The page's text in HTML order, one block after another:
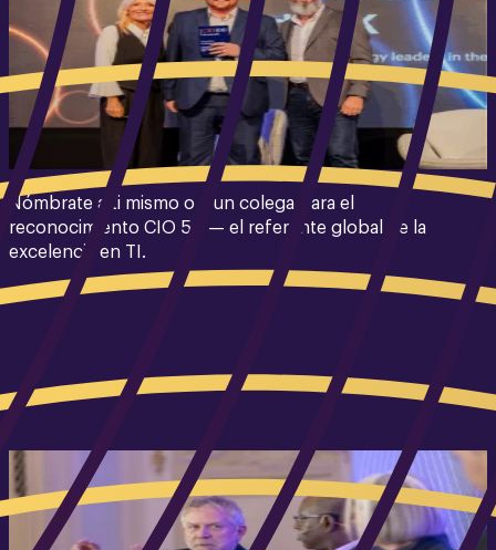
Nómbrate a ti mismo o a un colega para el
reconocimiento CIO 50 — el referente global de la
excelencia en TI.